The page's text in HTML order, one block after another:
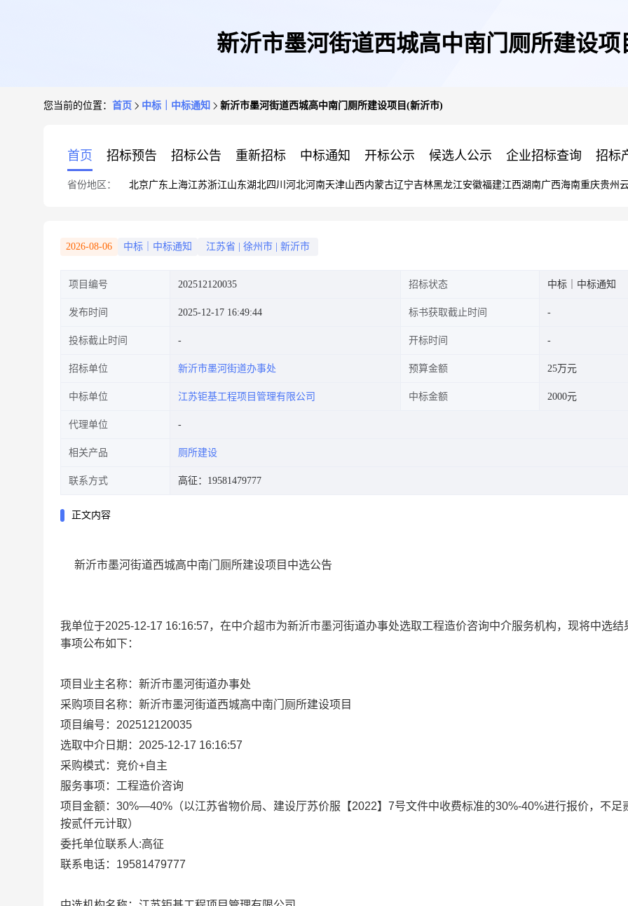
新沂市墨河街道西城高中南门厕所建设项
您当前的位置： 首页 中标｜中标通知 新沂市墨河街道西城高中南门厕所建设项目(新沂市)
首页 招标预告 招标公告 重新招标 中标通知 开标公示 候选人公示 企业招标查询 招标
省份地区： 北京广东 上海江苏浙江山东湖北四川 河北河南天津山西内蒙古辽宁吉林黑龙江安徽福建江西湖南广西海南重庆贵州
2026-08-06 中标｜中标通知 江苏省 徐州市 新沂市
项目编号 202512120035 招标状态 中标｜中标通知
发布时间 2025-12-17 16:49:44 标书获取截止时间
投标截止时间 开标时间
招标单位 新沂市墨河街道办事处 预算金额 25万元
中标单位 江苏钜基工程项目管理有限公司 中标金额 2000元
代理单位
相关产品 厕所建设
联系方式 高征：19581479777
正文内容
新沂市墨河街道西城高中南门厕所建设项目 中选公告
我单位于2025-12-17 16:16:57， 在中介超市为新沂市墨河街道办事处选取工程造价咨询中介服务机构，现将中选结
事项公布如下：
项目业主名称： 新沂市墨河街道办事处
采购项目名称： 新沂市墨河街道西城高中南门厕所建设项目
项目编号： 202512120035
选取中介日期： 2025-12-17 16:16:57
采购模式： 竞价+自主
服务事项： 工程造价咨询
项目金额： 30%—40% （以江苏省物价局、建设厅苏价服 【2022】7号文件中收费标准的30%-40%进行报价，不足
按贰仟元计取）
委托单位联系人:高征
联系电话： 19581479777